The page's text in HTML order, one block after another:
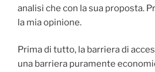
analisi che con la sua proposta.
la mia opinione.
Prima di tutto, la barriera di
una barriera puramente